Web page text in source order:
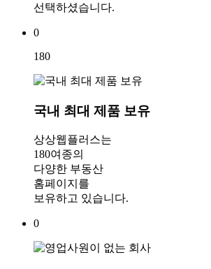
선택하셨습니다.
0
180
국내 최대 제품 보유
상상웹플러스는
180여종의
다양한 부동산
홈페이지를
보유하고 있습니다.
0